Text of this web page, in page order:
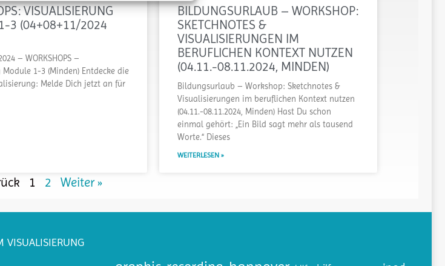
VISUALISIERUNG
3 (04+08+11/2024
– WORKSHOPS –
1-3 (Minden) Entdecke die
Melde Dich jetzt an für
BILDUNGSURLAUB – WORKSHOP:
SKETCHNOTES &
VISUALISIERUNGEN IM
BERUFLICHEN KONTEXT NUTZEN
(04.11.-08.11.2024, MINDEN)
Bildungsurlaub – Workshop: Sketchnotes &
Visualisierungen im beruflichen Kontext nutzen
(04.11.-08.11.2024, Minden) Hast Du schon
einmal gehört: „Ein Bild sagt mehr als tausend
Worte.“ Dieses
WEITERLESEN »
1 2 Weiter »
VISUALISIERUNG